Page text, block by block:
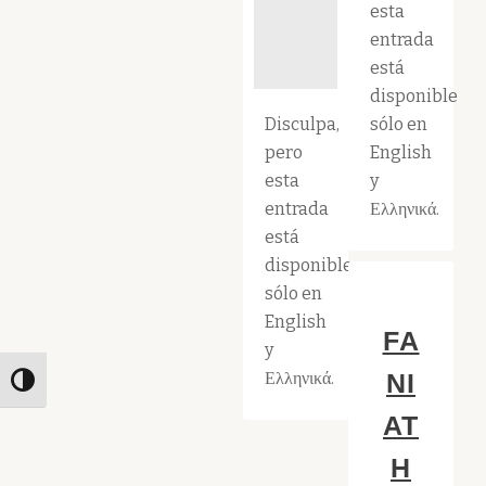
Toggle High Contrast
Disculpa,
pero
esta
entrada
está
disponible
sólo en
English
y
Ελληνικά.
esta
entrada
está
disponible
sólo en
English
y
Ελληνικά.
FA
NI
AT
H